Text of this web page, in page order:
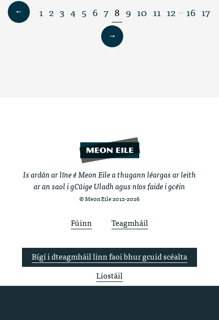
1 2 3 4 5 6 7 8 9 10 11 12 … 16 17
Is ardán ar líne é Meon Eile a thugann léargas ar leith
ar an saol i gCúige Uladh agus níos faide i gcéin
© Meon Eile 2012-2026
Fúinn Teagmháil
Bígí i dteagmháil linn faoi bhur gcuid scéalta
Liostáil